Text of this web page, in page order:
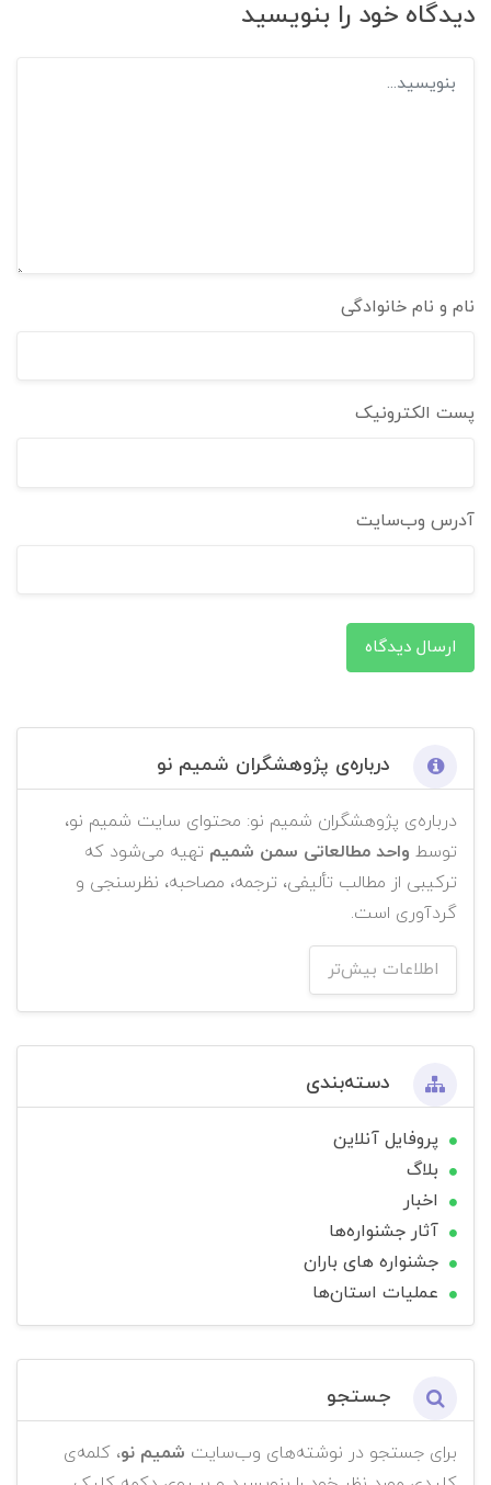
دیدگاه خود را بنویسید
نام و نام خانوادگی
پست الکترونیک
آدرس وب‌سایت
ارسال دیدگاه
درباره‌ی پژوهشگران شمیم نو
درباره‌ی پژوهشگران شمیم نو: محتوای سایت شمیم نو،
توسط واحد مطالعاتی سمن شمیم تهیه می‌شود که
ترکیبی از مطالب تألیفی، ترجمه، مصاحبه، نظرسنجی و
گردآوری است.
اطلاعات بیش‌تر
دسته‌بندی
پروفایل آنلاین
بلاگ
اخبار
آثار جشنواره‌ها
جشنواره های باران
عملیات استان‌ها
جستجو
برای جستجو در نوشته‌های وب‌سایت شمیم نو، کلمه‌ی